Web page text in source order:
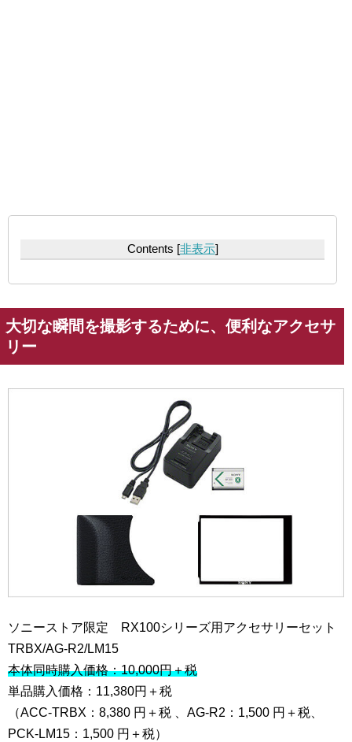
Contents [非表示]
大切な瞬間を撮影するために、便利なアクセサ
リー
ソニーストア限定 RX100シリーズ用アクセサリーセット
TRBX/AG-R2/LM15
本体同時購入価格：10,000円＋税
単品購入価格：11,380円＋税
（ACC-TRBX：8,380 円＋税 、AG-R2：1,500 円＋税、
PCK-LM15：1,500 円＋税）